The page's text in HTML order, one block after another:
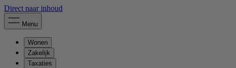
Direct naar inhoud
Menu
Wonen
Zakelijk
Taxaties